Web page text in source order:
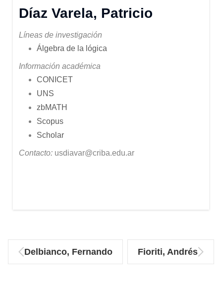
Díaz Varela, Patricio
Líneas de investigación
Álgebra de la lógica
Información académica
CONICET
UNS
zbMATH
Scopus
Scholar
Contacto: usdiavar@criba.edu.ar
Delbianco, Fernando Fioriti, Andrés